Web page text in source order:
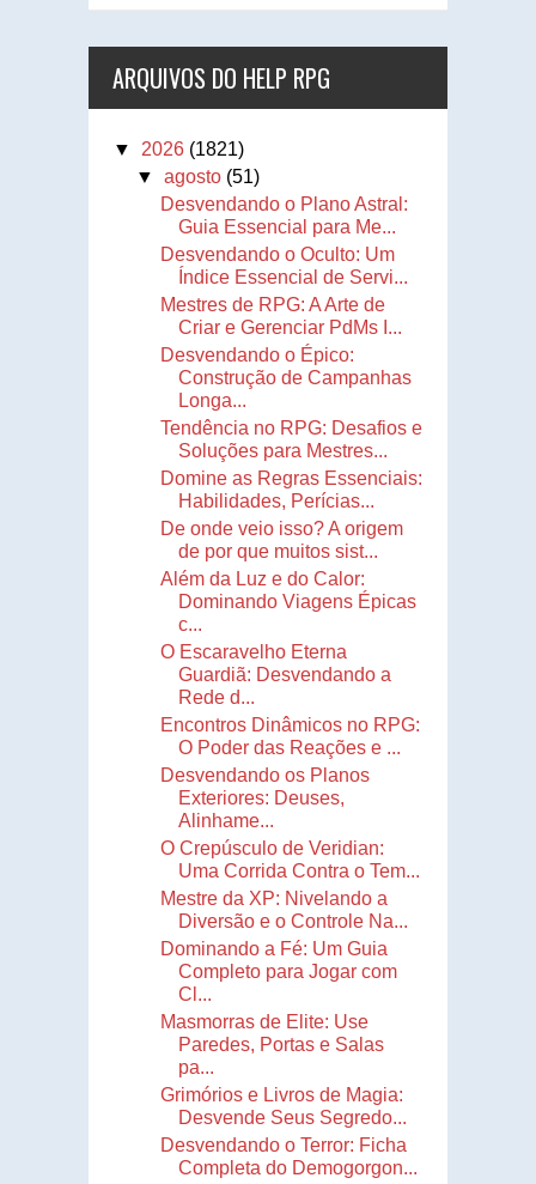
ARQUIVOS DO HELP RPG
▼ 2026 (1821)
▼agosto (51)
Desvendando o Plano Astral:
Guia Essencial para Me...
Desvendando o Oculto: Um
Índice Essencial de Servi...
Mestres de RPG: A Arte de
Criar e Gerenciar PdMs I...
Desvendando o Épico:
Construção de Campanhas
Longa...
Tendência no RPG: Desafios e
Soluções para Mestres...
Domine as Regras Essenciais:
Habilidades, Perícias...
De onde veio isso? A origem
de por que muitos sist...
Além da Luz e do Calor:
Dominando Viagens Épicas
c...
O Escaravelho Eterna
Guardiã: Desvendando a
Rede d...
Encontros Dinâmicos no RPG:
O Poder das Reações e ...
Desvendando os Planos
Exteriores: Deuses,
Alinhame...
O Crepúsculo de Veridian:
Uma Corrida Contra o Tem...
Mestre da XP: Nivelando a
Diversão e o Controle Na...
Dominando a Fé: Um Guia
Completo para Jogar com
Cl...
Masmorras de Elite: Use
Paredes, Portas e Salas
pa...
Grimórios e Livros de Magia:
Desvende Seus Segredo...
Desvendando o Terror: Ficha
Completa do Demogorgon...